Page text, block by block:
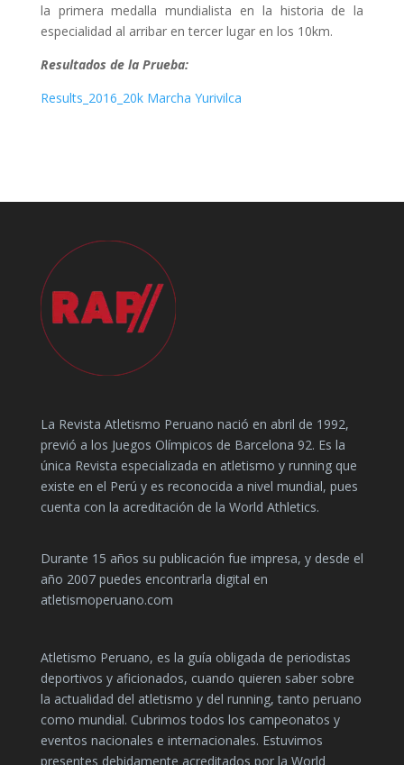
la primera medalla mundialista en la historia de la
especialidad al arribar en tercer lugar en los 10km.
Resultados de la Prueba:
Results_2016_20k Marcha Yurivilca
La Revista Atletismo Peruano nació en abril de 1992,
previó a los Juegos Olímpicos de Barcelona 92. Es la
única Revista especializada en atletismo y running que
existe en el Perú y es reconocida a nivel mundial, pues
cuenta con la acreditación de la World Athletics.
Durante 15 años su publicación fue impresa, y desde el
año 2007 puedes encontrarla digital en
atletismoperuano.com
Atletismo Peruano, es la guía obligada de periodistas
deportivos y aficionados, cuando quieren saber sobre
la actualidad del atletismo y del running, tanto peruano
como mundial. Cubrimos todos los campeonatos y
eventos nacionales e internacionales. Estuvimos
presentes debidamente acreditados por la World